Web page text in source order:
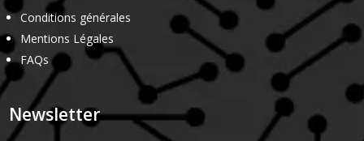
Conditions générales
Mentions Légales
FAQs
Newsletter